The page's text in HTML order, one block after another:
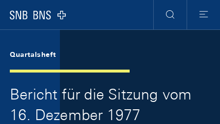
Logo
Suche
Menu
Quartalsheft
Bericht für die Sitzung vom
16. Dezember 1977